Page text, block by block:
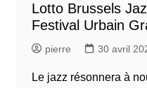
Lotto Brussels
Festival Urbain
pierre 30 avril
Le jazz résonnera à